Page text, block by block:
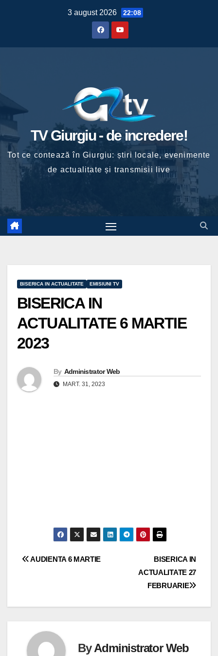
3 august 2026 22:08
TV Giurgiu - de incredere!
Tot ce contează în Giurgiu: știri locale, evenimente
de actualitate și transmisii live
BISERICA IN ACTUALITATE EMISIUNI TV
BISERICA IN
ACTUALITATE 6 MARTIE
2023
By Administrator Web
MART. 31, 2023
Navigare
articole
BISERICA IN
ACTUALITATE 27
FEBRUARIE
AUDIENTA 6 MARTIE
ByAdministrator Web